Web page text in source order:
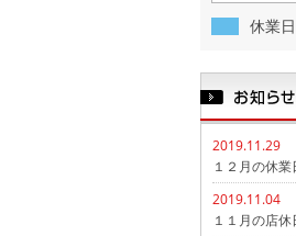
休業日
2019.11.29
１２月の休
2019.11.04
１１月の店休